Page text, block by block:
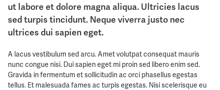
ut labore et dolore magna aliqua. Ultricies lacus
sed turpis tincidunt. Neque viverra justo nec
ultrices dui sapien eget.
A lacus vestibulum sed arcu. Amet volutpat consequat mauris
nunc congue nisi. Dui sapien eget mi proin sed libero enim sed.
Gravida in fermentum et sollicitudin ac orci phasellus egestas
tellus. Et malesuada fames ac turpis egestas. Nisi scelerisque eu